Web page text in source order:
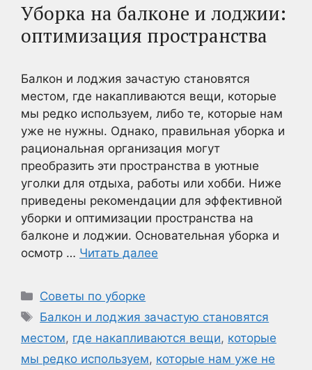
Уборка на балконе и лоджии:
оптимизация пространства
Балкон и лоджия зачастую становятся
местом, где накапливаются вещи, которые
мы редко используем, либо те, которые нам
уже не нужны. Однако, правильная уборка и
рациональная организация могут
преобразить эти пространства в уютные
уголки для отдыха, работы или хобби. Ниже
приведены рекомендации для эффективной
уборки и оптимизации пространства на
балконе и лоджии. Основательная уборка и
осмотр … Читать далее
Рубрики
Советы по уборке
Метки
Балкон и лоджия зачастую становятся
местом, где накапливаются вещи, которые
мы редко используем, которые нам уже не